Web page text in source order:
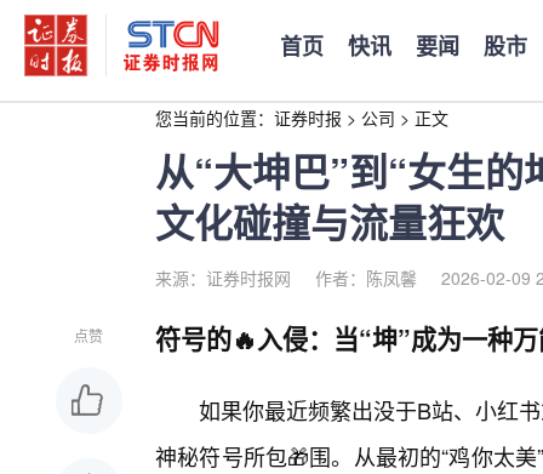
首页 快讯 要闻 股市
您当前的位置： 证券时报 > 公司 > 正文
从“大坤巴”到“女生
文化碰撞与流量狂欢
来源：证券时报网 作者：陈凤馨 2026-02-09
点赞 符号的🔥入侵：当“坤”成为一种
如果你最近频繁出没于B站、小红
神秘符号所包🎁围。从最初的“鸡你太